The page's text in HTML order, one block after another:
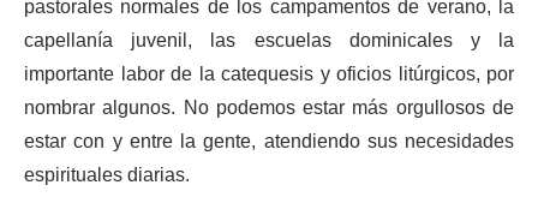
capellanía juvenil, las escuelas dominicales y la
importante labor de la catequesis y oficios litúrgicos, por
nombrar algunos. No podemos estar más orgullosos de
estar con y entre la gente, atendiendo sus necesidades
espirituales diarias.